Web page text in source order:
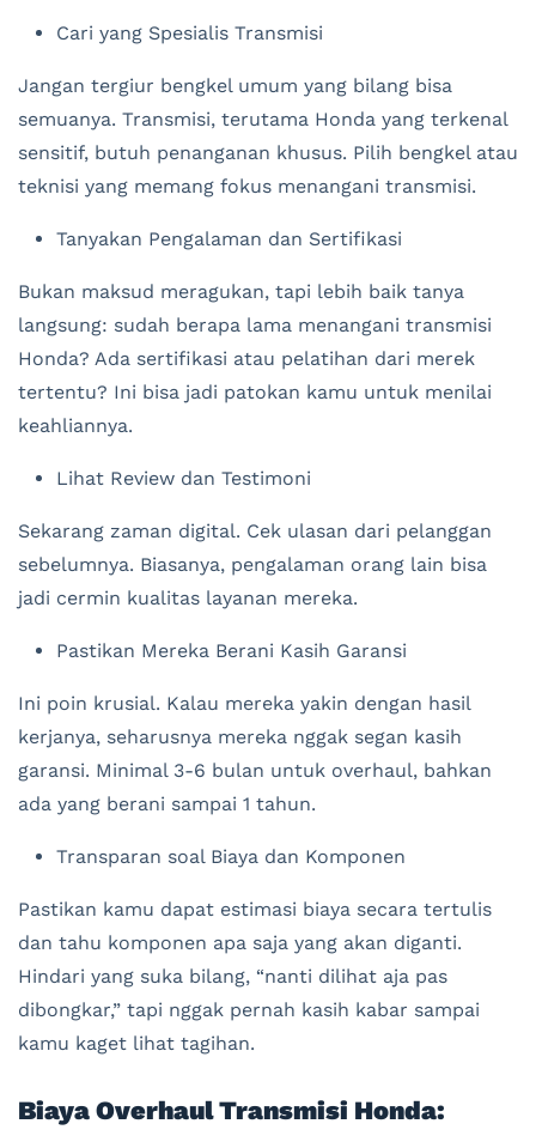
Cari yang Spesialis Transmisi
Jangan tergiur bengkel umum yang bilang bisa
semuanya. Transmisi, terutama Honda yang terkenal
sensitif, butuh penanganan khusus. Pilih bengkel atau
teknisi yang memang fokus menangani transmisi.
Tanyakan Pengalaman dan Sertifikasi
Bukan maksud meragukan, tapi lebih baik tanya
langsung: sudah berapa lama menangani transmisi
Honda? Ada sertifikasi atau pelatihan dari merek
tertentu? Ini bisa jadi patokan kamu untuk menilai
keahliannya.
Lihat Review dan Testimoni
Sekarang zaman digital. Cek ulasan dari pelanggan
sebelumnya. Biasanya, pengalaman orang lain bisa
jadi cermin kualitas layanan mereka.
Pastikan Mereka Berani Kasih Garansi
Ini poin krusial. Kalau mereka yakin dengan hasil
kerjanya, seharusnya mereka nggak segan kasih
garansi. Minimal 3-6 bulan untuk overhaul, bahkan
ada yang berani sampai 1 tahun.
Transparan soal Biaya dan Komponen
Pastikan kamu dapat estimasi biaya secara tertulis
dan tahu komponen apa saja yang akan diganti.
Hindari yang suka bilang, “nanti dilihat aja pas
dibongkar,” tapi nggak pernah kasih kabar sampai
kamu kaget lihat tagihan.
Biaya Overhaul Transmisi Honda: